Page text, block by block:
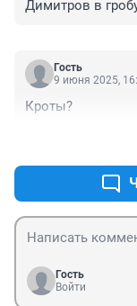
Димитров в
Гость
9 июня 2025,
Кроты?
Гость
Войти